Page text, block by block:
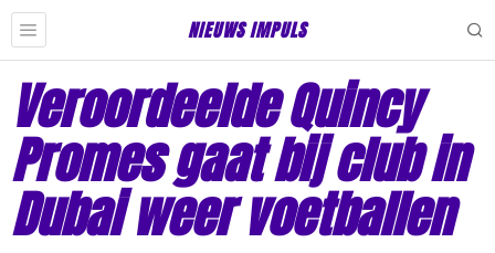
NIEUWS IMPULS
Veroordeelde Quincy
Promes gaat bij club in
Dubai weer voetballen